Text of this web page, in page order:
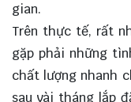
gian.
Trên thực tế, rất
gặp phải những
chất lượng nhanh
sau vài tháng lắp